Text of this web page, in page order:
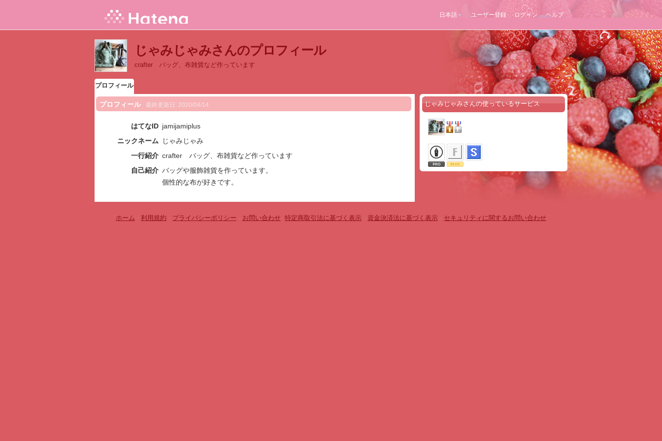
日本語 ユーザー登録 ログイン ヘルプ
じゃみじゃみさんのプロフィール
crafter バッグ、布雑貨など作っています
プロフィール
プロフィール 最終更新日: 2020/04/14
はてなID jamijamiplus
ニックネーム
じゃみじゃみ
一行紹介 crafter バッグ、布雑貨など作っています
自己紹介 バッグや服飾雑貨を作っています。
個性的な布が好きです。
じゃみじゃみさんの使っているサービス
ホーム - 利用規約 - プライバシーポリシー - お問い合わせ- 特定商取引法に基づく表示 - 資金決済法に基づく表示 - セキュリティに関するお問い合わせ